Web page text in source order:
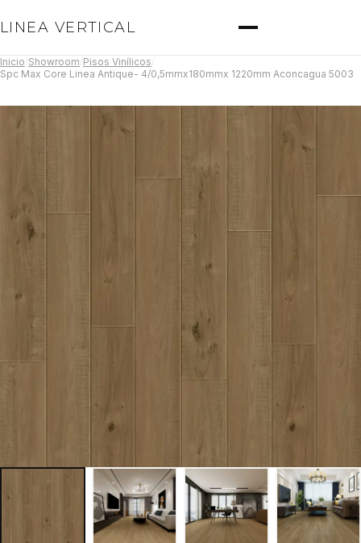
LINEA VERTICAL
Inicio Showroom Pisos Vinílicos
Spc Max Core Linea Antique- 4/0,5mmx180mmx 1220mm Aconcagua 5003